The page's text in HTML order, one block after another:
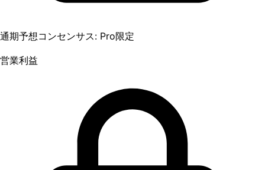
通期予想コンセンサス: Pro限定
営業利益